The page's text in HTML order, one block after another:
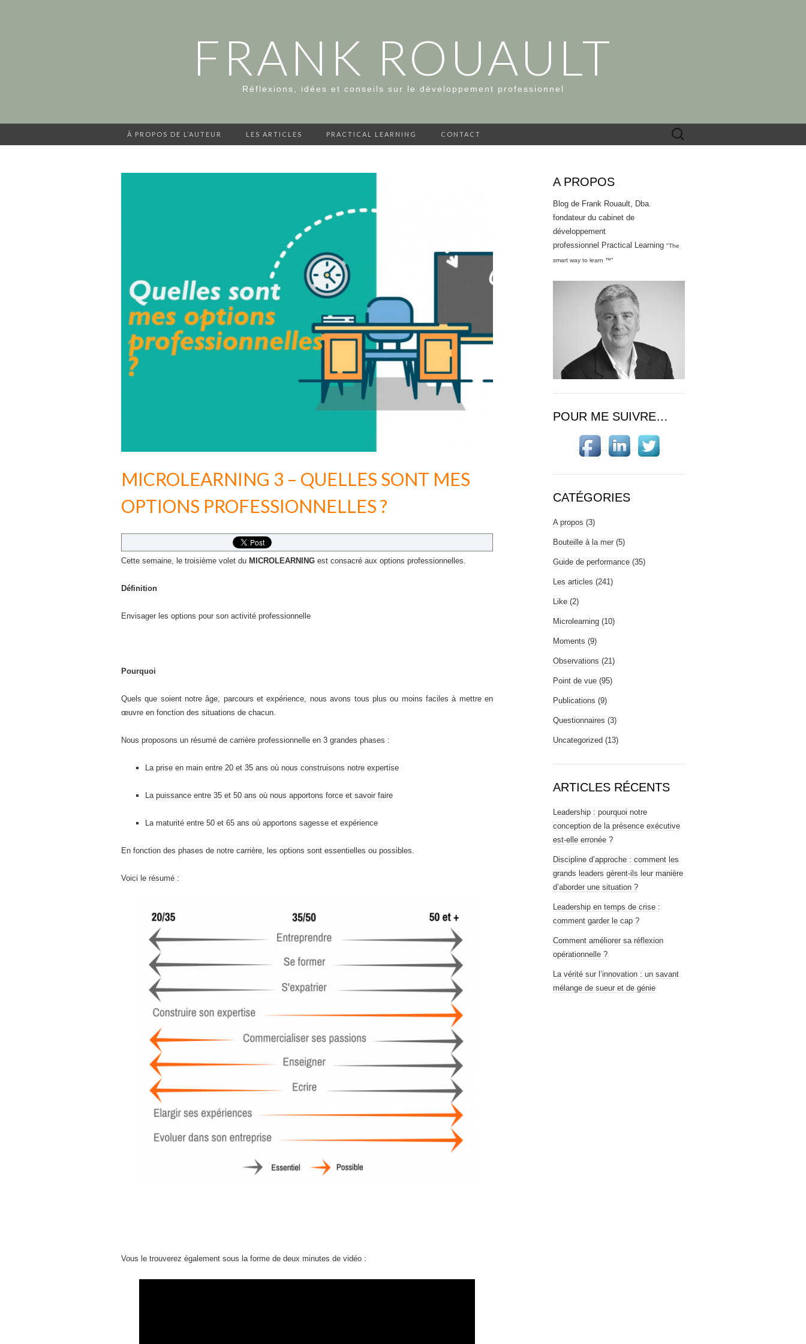
FRANK ROUAULT
Réflexions, idées et conseils sur le développement professionnel
À PROPOS DE L’AUTEUR LES ARTICLES PRACTICAL LEARNING CONTACT Rechercher :
MICROLEARNING 3 – QUELLES SONT MES
OPTIONS PROFESSIONNELLES ?
Cette semaine, le troisième volet du MICROLEARNING est consacré aux options professionnelles.
Définition
Envisager les options pour son activité professionnelle
Pourquoi
Quels que soient notre âge, parcours et expérience, nous avons tous plus ou moins faciles à mettre en
œuvre en fonction des situations de chacun.
Nous proposons un résumé de carrière professionnelle en 3 grandes phases :
La prise en main entre 20 et 35 ans où nous construisons notre expertise
La puissance entre 35 et 50 ans où nous apportons force et savoir faire
La maturité entre 50 et 65 ans où apportons sagesse et expérience
En fonction des phases de notre carrière, les options sont essentielles ou possibles.
Voici le résumé :
Vous le trouverez également sous la forme de deux minutes de vidéo :
A PROPOS
Blog de Frank Rouault, Dba.
fondateur du cabinet de
développement
professionnel Practical Learning "The
smart way to learn ™"
POUR ME SUIVRE…
CATÉGORIES
A propos (3)
Bouteille à la mer (5)
Guide de performance (35)
Les articles (241)
Like (2)
Microlearning (10)
Moments (9)
Observations (21)
Point de vue (95)
Publications (9)
Questionnaires (3)
Uncategorized (13)
ARTICLES RÉCENTS
Leadership : pourquoi notre
conception de la présence exécutive
est-elle erronée ?
Discipline d’approche : comment les
grands leaders gèrent-ils leur manière
d’aborder une situation ?
Leadership en temps de crise :
comment garder le cap ?
Comment améliorer sa réflexion
opérationnelle ?
La vérité sur l’innovation : un savant
mélange de sueur et de génie